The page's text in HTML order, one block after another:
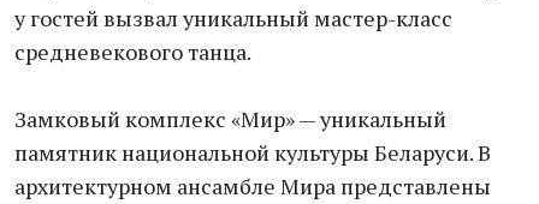
у гостей вызвал уникальный мастер-класс
средневекового танца.
Замковый комплекс «Мир» — уникальный
памятник национальной культуры Беларуси. В
архитектурном ансамбле Мира представлены